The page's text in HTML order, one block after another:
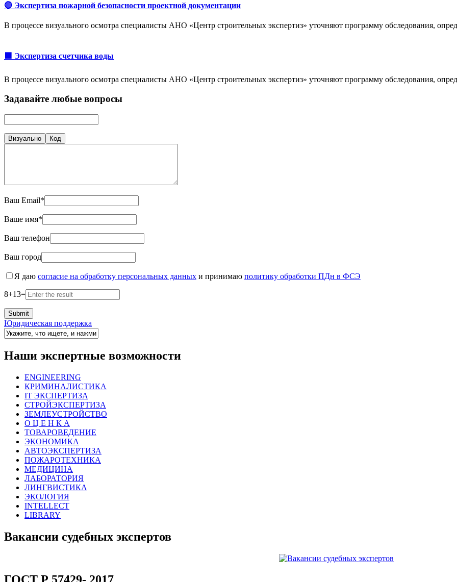
🔴 Экспертиза пожарной безопасности проектной документации
В процессе визуального осмотра специалисты АНО «Центр строительных экспертиз» уточняют программу обследования,
🟩 Экспертиза счетчика воды
В процессе визуального осмотра специалисты АНО «Центр строительных экспертиз» уточняют программу обследования,
Задавайте любые вопросы
Визуально Код
Ваш Email*
Ваше имя*
Ваш телефон
Ваш город
Я даю согласие на обработку персональных данных и принимаю политику обработки ПДн в ФСЭ
8+13=
Юридическая поддержка
Наши экспертные возможности
ENGINEERING
КРИМИНАЛИСТИКА
IT ЭКСПЕРТИЗА
СТРОЙЭКСПЕРТИЗА
ЗЕМЛЕУСТРОЙСТВО
О Ц Е Н К А
ТОВАРОВЕДЕНИЕ
ЭКОНОМИКА
АВТОЭКСПЕРТИЗА
ПОЖАРОТЕХНИКА
МЕДИЦИНА
ЛАБОРАТОРИЯ
ЛИНГВИСТИКА
ЭКОЛОГИЯ
INTELLECT
LIBRARY
Вакансии судебных экспертов